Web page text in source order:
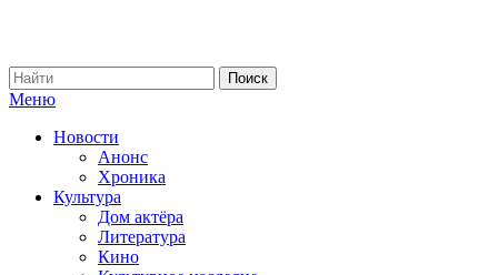
Меню
Новости
Анонс
Хроника
Культура
Дом актёра
Литература
Кино